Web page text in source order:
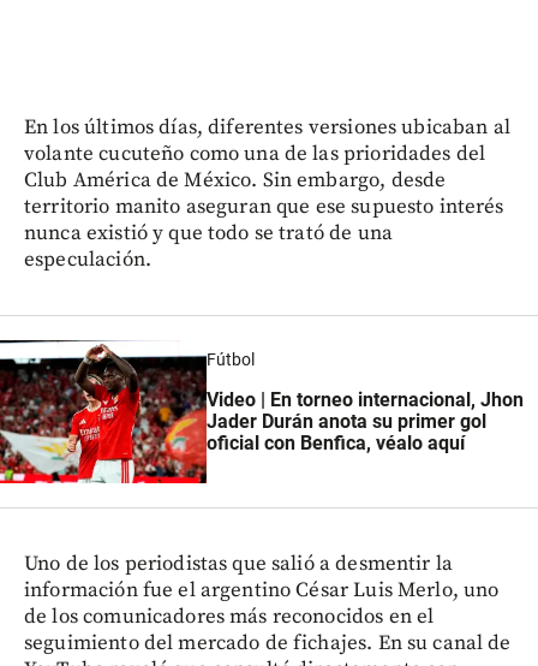
En los últimos días, diferentes versiones ubicaban al
volante cucuteño como una de las prioridades del
Club América de México. Sin embargo, desde
territorio manito aseguran que ese supuesto interés
nunca existió y que todo se trató de una
especulación.
Fútbol
Video | En torneo internacional, Jhon
Jader Durán anota su primer gol
oficial con Benfica, véalo aquí
Uno de los periodistas que salió a desmentir la
información fue el argentino César Luis Merlo, uno
de los comunicadores más reconocidos en el
seguimiento del mercado de fichajes. En su canal de